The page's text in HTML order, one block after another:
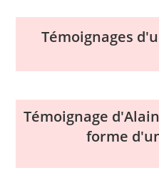
Témoignages
Témoignage
forme